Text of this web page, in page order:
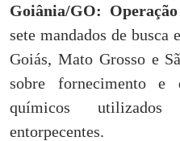
Goiânia/GO:
sete mandados de busca
Goiás, Mato Grosso e
sobre fornecimento e
químicos
entorpecentes.